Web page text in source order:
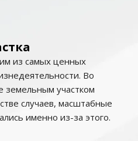
из самых ценных
Во
земельным участком
случаев, масштабные
именно из-за этого.